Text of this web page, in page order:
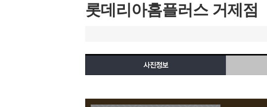
롯데리아홈플러스 거제점